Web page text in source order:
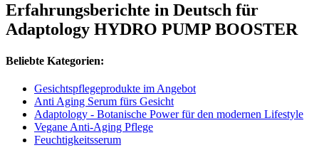
Erfahrungsberichte in Deutsch für
Adaptology HYDRO PUMP BOOSTER
Beliebte Kategorien:
Gesichtspflegeprodukte im Angebot
Anti Aging Serum fürs Gesicht
Adaptology - Botanische Power für den modernen Lifestyle
Vegane Anti-Aging Pflege
Feuchtigkeitsserum